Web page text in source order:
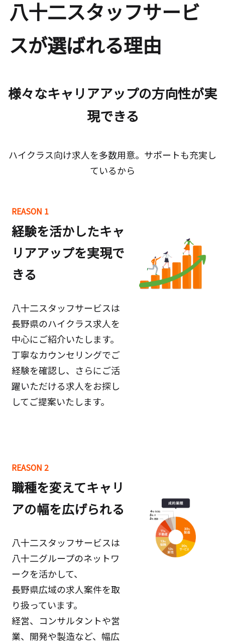
八十二スタッフサービ
スが選ばれる理由
様々なキャリアアップの方向性が実
現できる
ハイクラス向け求人を多数用意。サポートも充実し
ているから
REASON 1
経験を活かしたキャ
リアアップを実現で
きる
八十二スタッフサービスは
長野県のハイクラス求人を
中心にご紹介いたします。
丁寧なカウンセリングでご
経験を確認し、さらにご活
躍いただける求人をお探し
してご提案いたします。
REASON 2
職種を変えてキャリ
アの幅を広げられる
八十二スタッフサービスは
八十二グループのネットワ
ークを活かして、
長野県広域の求人案件を取
り扱っています。
経営、コンサルタントや営
業、開発や製造など、幅広